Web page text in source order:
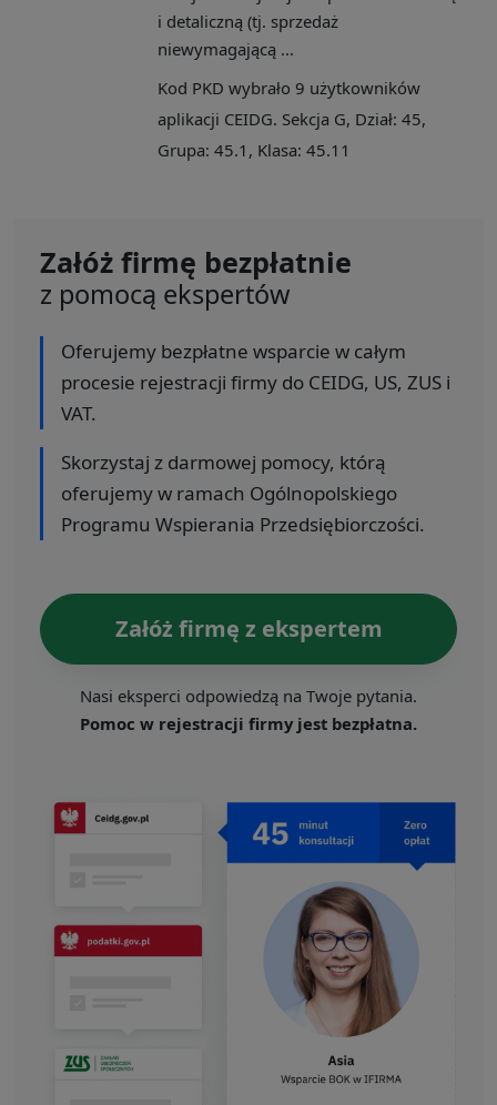
i detaliczną (tj. sprzedaż
niewymagającą ...
Kod PKD wybrało 9 użytkowników
aplikacji CEIDG. Sekcja G, Dział: 45,
Grupa: 45.1, Klasa: 45.11
Załóż firmę bezpłatnie
z pomocą ekspertów
Oferujemy bezpłatne wsparcie w całym
procesie rejestracji firmy do CEIDG, US, ZUS i
VAT.
Skorzystaj z darmowej pomocy, którą
oferujemy w ramach Ogólnopolskiego
Programu Wspierania Przedsiębiorczości.
Załóż firmę z ekspertem
Nasi eksperci odpowiedzą na Twoje pytania.
Pomoc w rejestracji firmy jest bezpłatna.